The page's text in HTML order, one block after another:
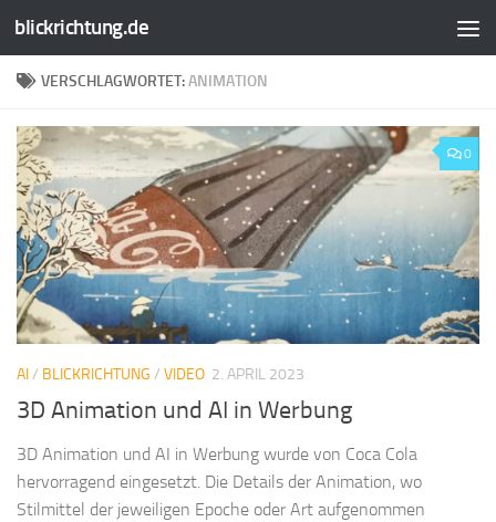
Zum Inhalt springen
blickrichtung.de
VERSCHLAGWORTET:ANIMATION
0
AI/ BLICKRICHTUNG / VIDEO 2. APRIL 2023
3D Animation und AI in Werbung
3D Animation und AI in Werbung wurde von Coca Cola
hervorragend eingesetzt. Die Details der Animation, wo
Stilmittel der jeweiligen Epoche oder Art aufgenommen